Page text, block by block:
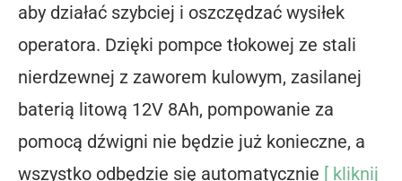
aby działać szybciej i oszczędzać wysiłek
operatora. Dzięki pompce tłokowej ze stali
nierdzewnej z zaworem kulowym, zasilanej
baterią litową 12V 8Ah, pompowanie za
pomocą dźwigni nie będzie już konieczne, a
wszystko odbędzie się automatycznie [ kliknij